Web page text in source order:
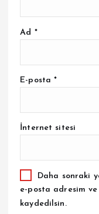
Ad *
E-posta*
İnternet sitesi
Daha sonraki
e-posta adresim
kaydedilsin.